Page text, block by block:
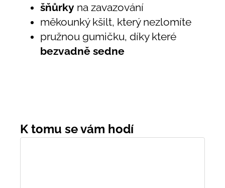
šňůrky na zavazování
měkounký kšilt, který nezlomíte
pružnou gumičku, díky které
bezvadně sedne